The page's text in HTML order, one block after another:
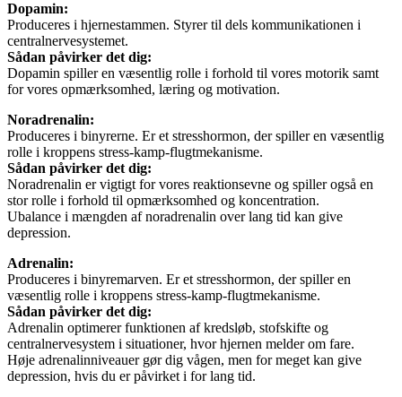
Dopamin:
Produceres i hjernestammen. Styrer til dels kommunikationen i
centralnervesystemet.
Sådan påvirker det dig:
Dopamin spiller en væsentlig rolle i forhold til vores motorik samt
for vores opmærksomhed, læring og motivation.
Noradrenalin:
Produceres i binyrerne. Er et stresshormon, der spiller en væsentlig
rolle i kroppens stress-kamp-flugtmekanisme.
Sådan påvirker det dig:
Noradrenalin er vigtigt for vores reaktionsevne og spiller også en
stor rolle i forhold til opmærksomhed og koncentration.
Ubalance i mængden af noradrenalin over lang tid kan give
depression.
Adrenalin:
Produceres i binyremarven. Er et stresshormon, der spiller en
væsentlig rolle i kroppens stress-kamp-flugtmekanisme.
Sådan påvirker det dig:
Adrenalin optimerer funktionen af kredsløb, stofskifte og
centralnervesystem i situationer, hvor hjernen melder om fare.
Høje adrenalinniveauer gør dig vågen, men for meget kan give
depression, hvis du er påvirket i for lang tid.